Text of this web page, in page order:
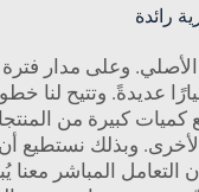
رائدة
وعلى مدار فترة
عديدةً. وتتيح لنا
كميات كبيرة من
وبذلك نستطيع أن
المباشر معنا